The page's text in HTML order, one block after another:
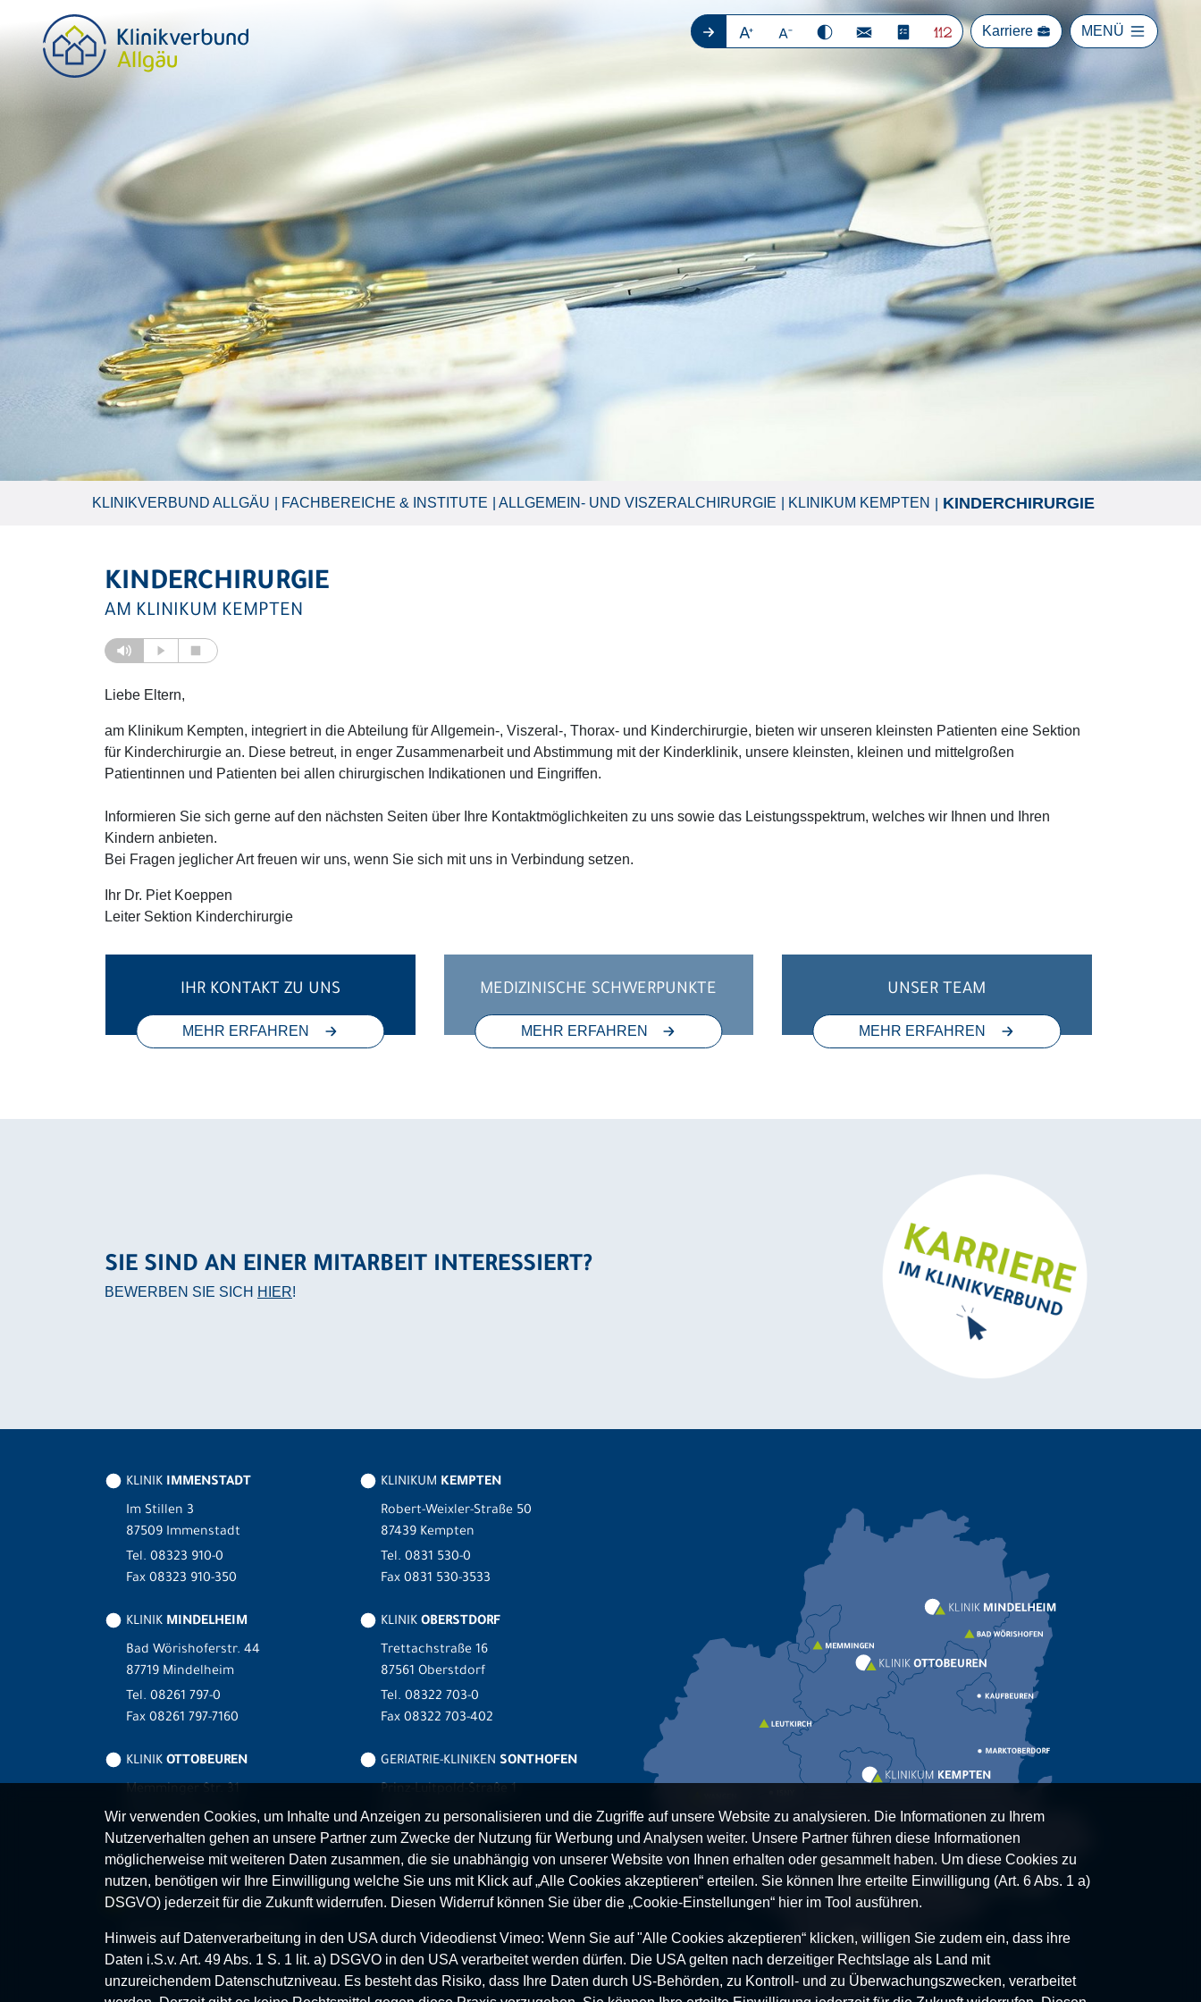
Karriere MENÜ
KLINIKVERBUND ALLGÄU FACHBEREICHE & INSTITUTE ALLGEMEIN- UND VISZERALCHIRURGIE KLINIKUM KEMPTEN KINDERCHIRURGIE
KINDERCHIRURGIE
AM KLINIKUM KEMPTEN
Liebe Eltern,
am Klinikum Kempten, integriert in die Abteilung für Allgemein-, Viszeral-, Thorax- und Kinderchirurgie, bieten wir unseren kleinsten Patienten eine Sektion
für Kinderchirurgie an. Diese betreut, in enger Zusammenarbeit und Abstimmung mit der Kinderklinik, unsere kleinsten, kleinen und mittelgroßen
Patientinnen und Patienten bei allen chirurgischen Indikationen und Eingriffen.
Informieren Sie sich gerne auf den nächsten Seiten über Ihre Kontaktmöglichkeiten zu uns sowie das Leistungsspektrum, welches wir Ihnen und Ihren
Kindern anbieten.
Bei Fragen jeglicher Art freuen wir uns, wenn Sie sich mit uns in Verbindung setzen.
Ihr Dr. Piet Koeppen
Leiter Sektion Kinderchirurgie
IHR KONTAKT ZU UNS
MEHR ERFAHREN
MEDIZINISCHE SCHWERPUNKTE
MEHR ERFAHREN
UNSER TEAM
MEHR ERFAHREN
SIE SIND AN EINER MITARBEIT INTERESSIERT?
BEWERBEN SIE SICH HIER!
KLINIK IMMENSTADT
Im Stillen 3
87509 Immenstadt
Tel. 08323 910-0
Fax 08323 910-350
KLINIK MINDELHEIM
Bad Wörishoferstr. 44
87719 Mindelheim
Tel. 08261 797-0
Fax 08261 797-7160
KLINIK OTTOBEUREN
87724 Ottobeuren
Tel.08332 792-0
Fax 08332 792-5416
KLINIKUM KEMPTEN
Robert-Weixler-Straße 50
87439 Kempten
Tel. 0831 530-0
Fax 0831 530-3533
KLINIK OBERSTDORF
Trettachstraße 16
87561 Oberstdorf
Tel. 08322 703-0
Fax 08322 703-402
GERIATRIE-KLINIKEN SONTHOFEN
87527 Sonthofen
Tel.08321 804-0
Fax 08321 804-119
MVZ-FACHPRAXENVERBUNDALLGÄU
Klinikverbund Allgäu gGmbH
Im Stillen 2
87509 Immenstadt
www.mvz-fachpraxenverbund-allgaeu.de
Wir verwenden Cookies, um Inhalte und Anzeigen zu personalisieren und die Zugriffe auf unsere Website zu analysieren. Die Informationen zu Ihrem
Nutzerverhalten gehen an unsere Partner zum Zwecke der Nutzung für Werbung und Analysen weiter. Unsere Partner führen diese Informationen
möglicherweise mit weiteren Daten zusammen, die sie unabhängig von unserer Website von Ihnen erhalten oder gesammelt haben. Um diese Cookies zu
nutzen, benötigen wir Ihre Einwilligung welche Sie uns mit Klick auf „Alle Cookies akzeptieren“ erteilen. Sie können Ihre erteilte Einwilligung (Art. 6 Abs. 1 a)
DSGVO) jederzeit für die Zukunft widerrufen. Diesen Widerruf können Sie über die „Cookie-Einstellungen“ hier im Tool ausführen.
Hinweis auf Datenverarbeitung in den USA durch Videodienst Vimeo: Wenn Sie auf "Alle Cookies akzeptieren“ klicken, willigen Sie zudem ein, dass ihre
Daten i.S.v. Art. 49 Abs. 1 S. 1 lit. a) DSGVO in den USA verarbeitet werden dürfen. Die USA gelten nach derzeitiger Rechtslage als Land mit
unzureichendem Datenschutzniveau. Es besteht das Risiko, dass Ihre Daten durch US-Behörden, zu Kontroll- und zu Überwachungszwecken, verarbeitet